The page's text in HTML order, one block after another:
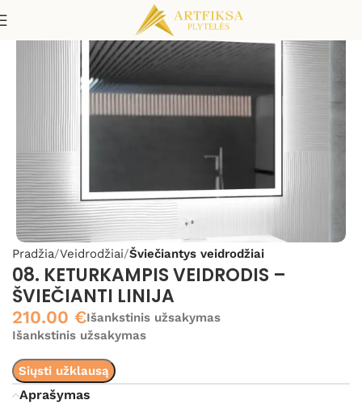
Pradžia Veidrodžiai Šviečiantys veidrodžiai
08. KETURKAMPIS VEIDRODIS –
ŠVIEČIANTI LINIJA
210.00 €Išankstinis užsakymas
Išankstinis užsakymas
Siųsti užklausą
Aprašymas